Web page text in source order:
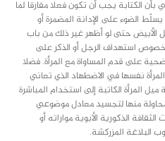
الكتابة يجب أن تكون فعلا مفارقا لما
يسلّط الضوء على الإدانة المضمرة أو
الأبيض حتى لو أظهر غير ذلك من باب
استهداف الرجل أو الذكر على
ضحية على قدم المساواة مع المرأة. فضلا
نفسها في الاضطهاد الذي تعاني
المرأة الكاتبة إلى استخدام المباشرة
منها لتجسيد معادل موضوعي
الذكورية الأبوية مواراته أو
البلاغة المزركشة.